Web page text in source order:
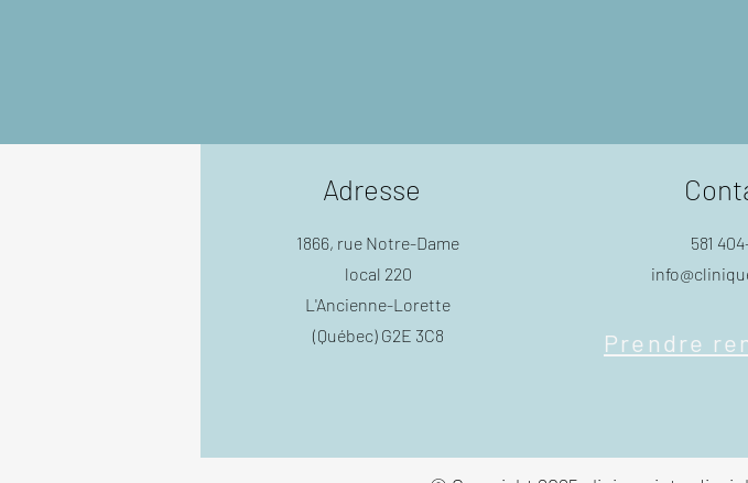
Adresse
1866, rue Notre-Dame
local 220
L'Ancienne-Lorette
(Québec) G2E 3C8
581
Prendre